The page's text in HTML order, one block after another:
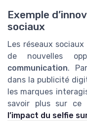
Exemple
sociaux
Les réseaux
de nouvelles
communication.
dans la publicité
les marques
savoir plus sur ce
l’impact du selfie